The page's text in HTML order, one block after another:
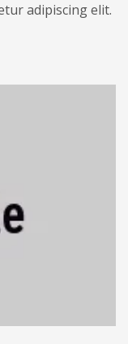
adipiscing elit.